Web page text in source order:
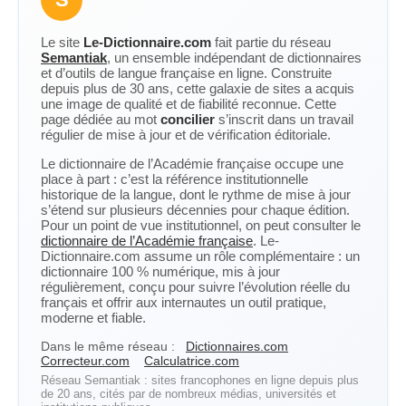
Le site Le-Dictionnaire.com fait partie du réseau
Semantiak, un ensemble indépendant de dictionnaires
et d’outils de langue française en ligne. Construite
depuis plus de 30 ans, cette galaxie de sites a acquis
une image de qualité et de fiabilité reconnue. Cette
page dédiée au mot concilier s’inscrit dans un travail
régulier de mise à jour et de vérification éditoriale.
Le dictionnaire de l’Académie française occupe une
place à part : c’est la référence institutionnelle
historique de la langue, dont le rythme de mise à jour
s’étend sur plusieurs décennies pour chaque édition.
Pour un point de vue institutionnel, on peut consulter le
dictionnaire de l’Académie française. Le-
Dictionnaire.com assume un rôle complémentaire : un
dictionnaire 100 % numérique, mis à jour
régulièrement, conçu pour suivre l’évolution réelle du
français et offrir aux internautes un outil pratique,
moderne et fiable.
Dans le même réseau :
Dictionnaires.com
Correcteur.com
Calculatrice.com
Réseau Semantiak : sites francophones en ligne depuis plus
de 20 ans, cités par de nombreux médias, universités et